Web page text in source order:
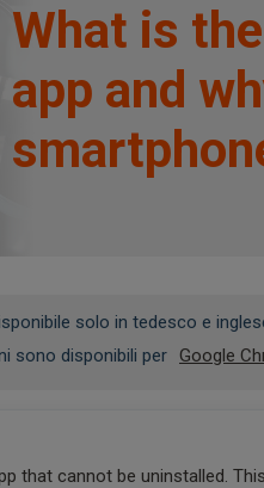
What is
app and
solo in tedesco e
sono disponibili per Google
that cannot be uninstalled.